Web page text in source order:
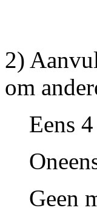
2)
om
Eens 4
Geen